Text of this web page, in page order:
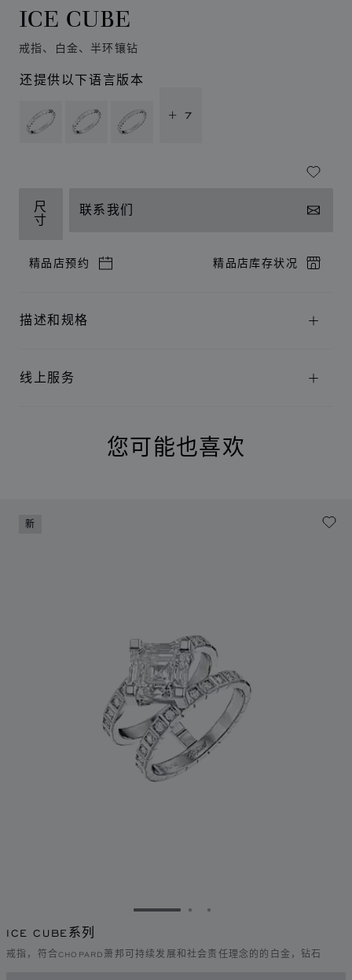
ICE CUBE
戒指、白金、半环镶钻
还提供以下语言版本
+ 7
尺
寸
联系我们
精品店预约 精品店库存状况
描述和规格
线上服务
您可能也喜欢
新
转到幻灯片 1转到幻灯片 2
转到幻灯片 3
ICE CUBE系列
戒指，符合CHOPARD萧邦可持续发展和社会责任理念的的白金，钻石